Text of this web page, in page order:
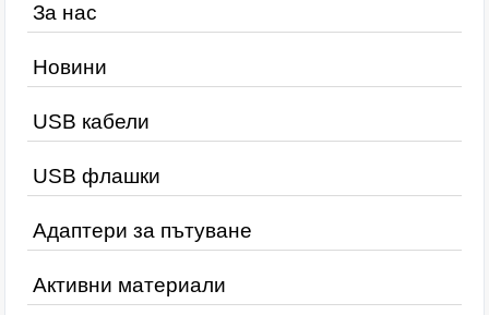
За нас
Новини
USB кабели
USB флашки
Адаптери за пътуване
Активни материали